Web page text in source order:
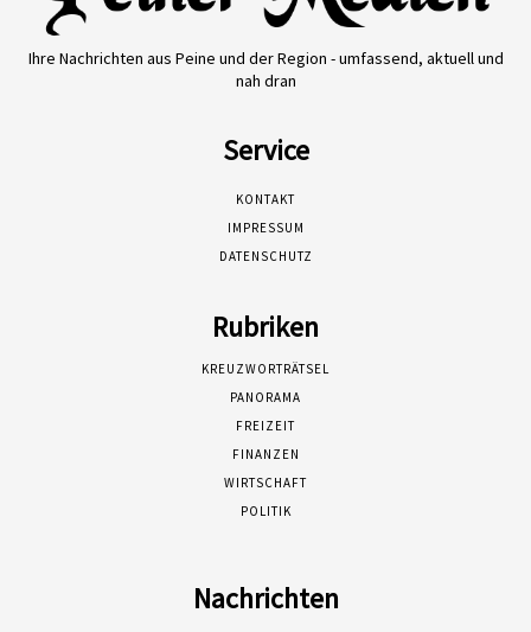
Ihre Nachrichten aus Peine und der Region - umfassend, aktuell und
nah dran
Service
KONTAKT
IMPRESSUM
DATENSCHUTZ
Rubriken
KREUZWORTRÄTSEL
PANORAMA
FREIZEIT
FINANZEN
WIRTSCHAFT
POLITIK
Nachrichten